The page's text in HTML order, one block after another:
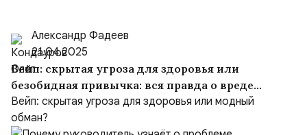
Александр Фадеев
21.04.2025
Вейп: скрытая угроза для здоровья или
безобидная привычка: вся правда о вреде
электронных сигарет
Вейп: скрытая угроза для здоровья или модный
обман?